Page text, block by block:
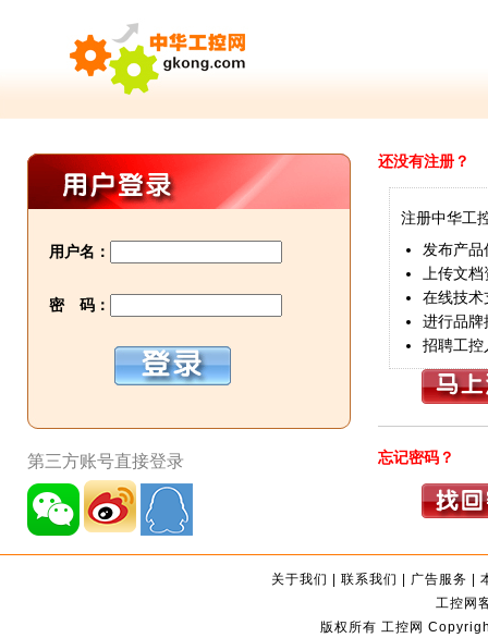
用户名：
密 码：
第三方账号直接登录
还没有注册？
注册中华工
发布产品
上传文档
在线技术
进行品牌
招聘工控
忘记密码？
关于我们 |联系我们 | 广告服务 |
工控网
版权所有 工控网